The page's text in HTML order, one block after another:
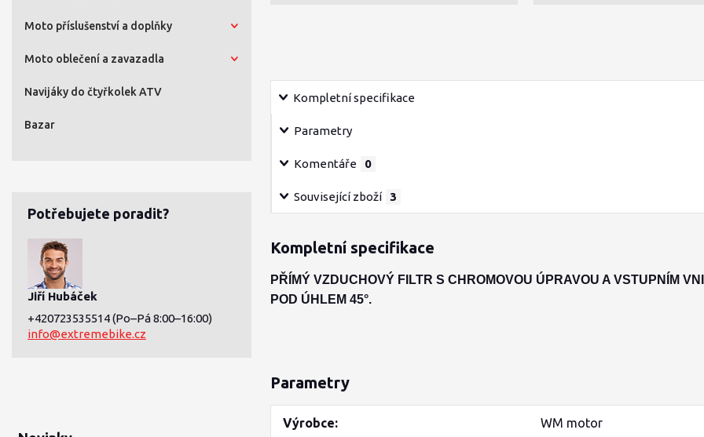
Moto příslušenství a doplňky
Moto oblečení a zavazadla
Navijáky do čtyřkolek ATV
Bazar
Potřebujete poradit?
Jiří Hubáček
+420723535514(Po–Pá 8:00–16:00)
info@extremebike.cz
Kompletní specifikace
Parametry
Komentáře 0
Související zboží 3
Kompletní specifikace
PŘÍMÝ VZDUCHOVÝ FILTR S CHROMOVOU ÚPRAVOU A VSTUPNÍM
POD ÚHLEM 45°.
Parametry
Výrobce WM motor